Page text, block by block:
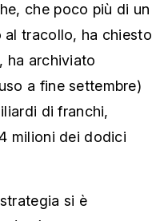
che poco più di un
tracollo, ha chiesto
ha archiviato
a fine settembre)
di franchi,
milioni dei dodici
si è